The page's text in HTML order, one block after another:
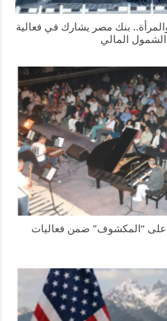
بنك مصر يشارك في فعالية
المالي
على “المكشوف” ضمن فعاليات